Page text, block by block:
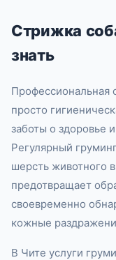
Стрижка
знать
Профессиональная
просто
заботы о здоровье
Регулярный
шерсть животного
предотвращает
своевременно
кожные
В Чите услуги